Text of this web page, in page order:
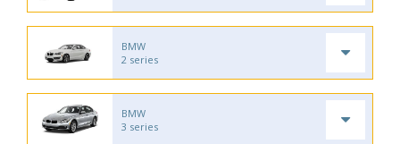
BMW
2 series
BMW
3 series